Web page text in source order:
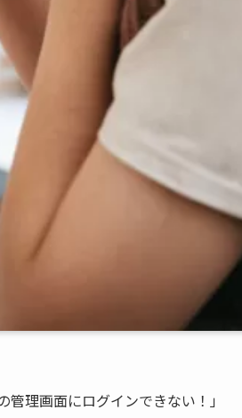
理画面にログインできない！」